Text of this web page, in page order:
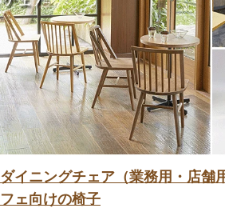
ダイニングチェア（業務用・店舗
フェ向けの椅子